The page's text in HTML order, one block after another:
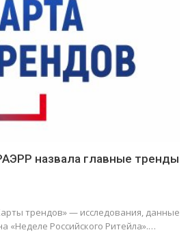
назвала главные тренды
трендов» — исследования, данные
«Неделе Российского Ритейла».…